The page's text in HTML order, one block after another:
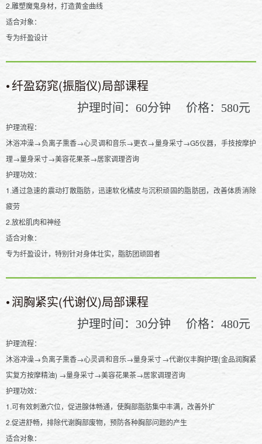
2.雕塑魔鬼身材，打造黄金曲线
适合对象：
专为纤盈设计
•纤盈窈窕(振脂仪)局部课程
护理时间： 60分钟 价格： 580元
护理流程：
沐浴冲澡→负离子熏香→心灵调和音乐→更衣→量身采寸→G5仪器，手技按摩护
理→量身采寸→美容花果茶→居家调理咨询
护理功效：
1.通过急速的震动打散脂肪，迅速软化橘皮与沉积顽固的脂肪团，改善体质消除
疲劳
2.放松肌肉和神经
适合对象：
专为纤盈设计，特别针对身体壮实，脂肪团顽固者
•润胸紧实(代谢仪)局部课程
护理时间：
30分钟 价格： 480元
护理流程：
沐浴冲澡→负离子熏香→心灵调和音乐→量身采寸→代谢仪丰胸护理(金品润胸紧
实复方按摩精油) →量身采寸→美容花果茶→居家调理咨询
护理功效：
1.可有效刺激穴位，促进腺体畅通，使胸部脂肪集中丰满，改善外扩
2.促进舒畅，排除代谢胸部废物，预防各种胸部问题的产生
适合对象：